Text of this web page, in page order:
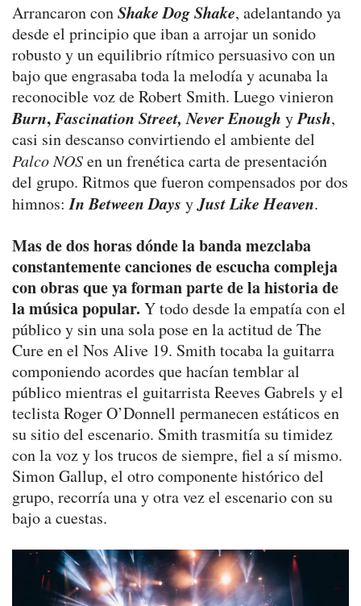
Arrancaron conShake Dog Shake, adelantando ya
desde el principio que iban a arrojar un sonido
robusto y un equilibrio rítmico persuasivo con un
bajo que engrasaba toda la melodía y acunaba la
reconocible voz de Robert Smith. Luego vinieron
Burn,Fascination Street, Never Enough yPush,
casi sin descanso convirtiendo el ambiente del
Palco NOSen un frenética carta de presentación
del grupo. Ritmos que fueron compensados por dos
himnos:In Between Days yJust Like Heaven.
Mas de dos horas dónde la banda mezclaba
constantemente canciones de escucha compleja
con obras que ya forman parte de la historia de
la música popular. Y todo desde la empatía con el
público y sin una sola pose en la actitud de The
Cure en el Nos Alive 19. Smith tocaba la guitarra
componiendo acordes que hacían temblar al
público mientras el guitarrista Reeves Gabrels y el
teclista Roger O’Donnell permanecen estáticos en
su sitio del escenario. Smith trasmitía su timidez
con la voz y los trucos de siempre, fiel a sí mismo.
Simon Gallup, el otro componente histórico del
grupo, recorría una y otra vez el escenario con su
bajo a cuestas.